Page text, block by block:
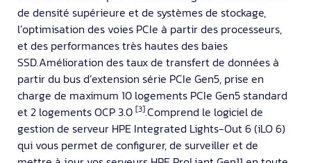
de densité supérieure et de systèmes de stockage,
l’optimisation des voies PCIe à partir des processeurs,
et des performances très hautes des baies
SSD.Amélioration des taux de transfert de données à
partir du bus d’extension série PCIe Gen5, prise en
charge de maximum 10 logements PCIe Gen5 standard
et 2 logements OCP 3.0 [3].Comprend le logiciel de
gestion de serveur HPE Integrated Lights-Out 6 (iLO 6)
qui vous permet de configurer, de surveiller et de